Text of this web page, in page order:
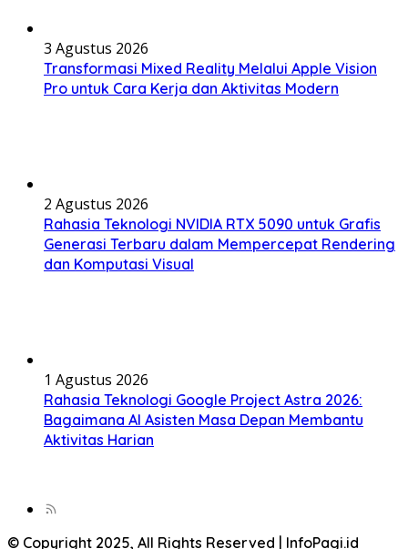
3 Agustus 2026
Transformasi Mixed Reality Melalui Apple Vision
Pro untuk Cara Kerja dan Aktivitas Modern
2 Agustus 2026
Rahasia Teknologi NVIDIA RTX 5090 untuk Grafis
Generasi Terbaru dalam Mempercepat Rendering
dan Komputasi Visual
1 Agustus 2026
Rahasia Teknologi Google Project Astra 2026:
Bagaimana AI Asisten Masa Depan Membantu
Aktivitas Harian
© Copyright 2025, All Rights Reserved | InfoPagi.id